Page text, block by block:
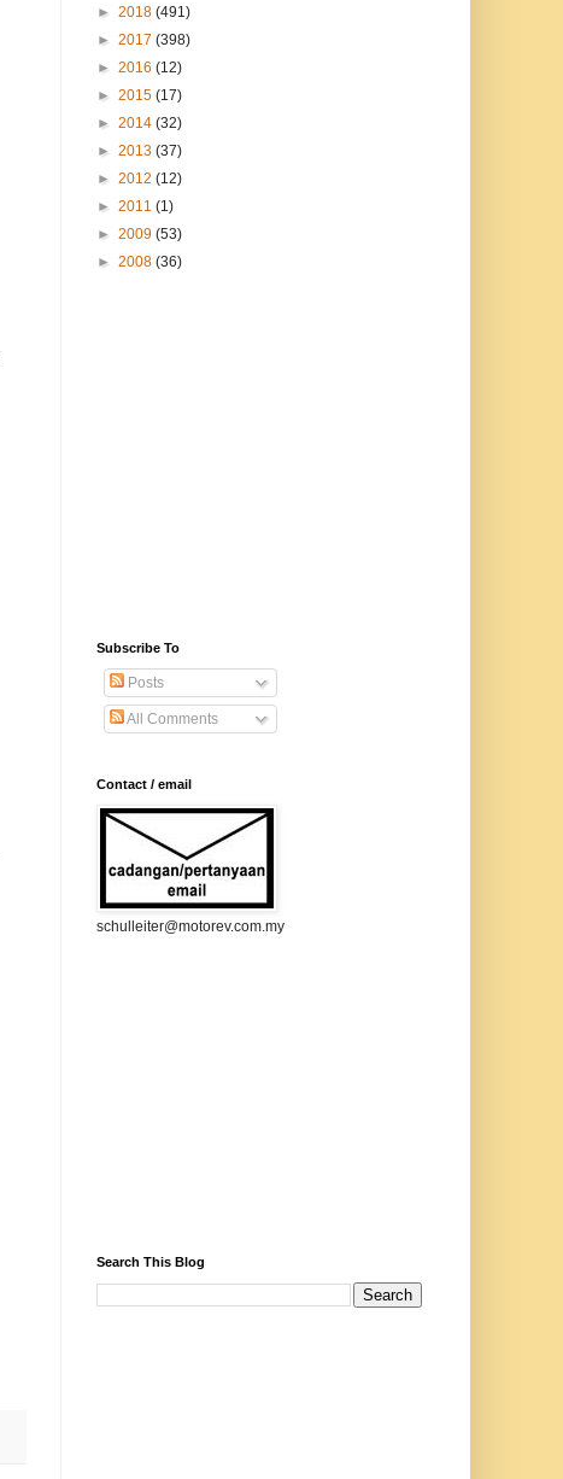
► 2018 (491)
► 2017 (398)
► 2016 (12)
► 2015 (17)
► 2014 (32)
► 2013 (37)
► 2012 (12)
► 2011 (1)
► 2009 (53)
► 2008 (36)
Subscribe To
Posts
All Comments
Contact / email
schulleiter@motorev.com.my
Search This Blog